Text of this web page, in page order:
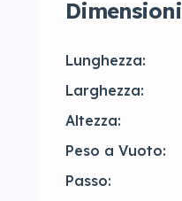
Dimensioni
Lunghezza:
Larghezza:
Altezza:
Peso a Vuoto:
Passo: